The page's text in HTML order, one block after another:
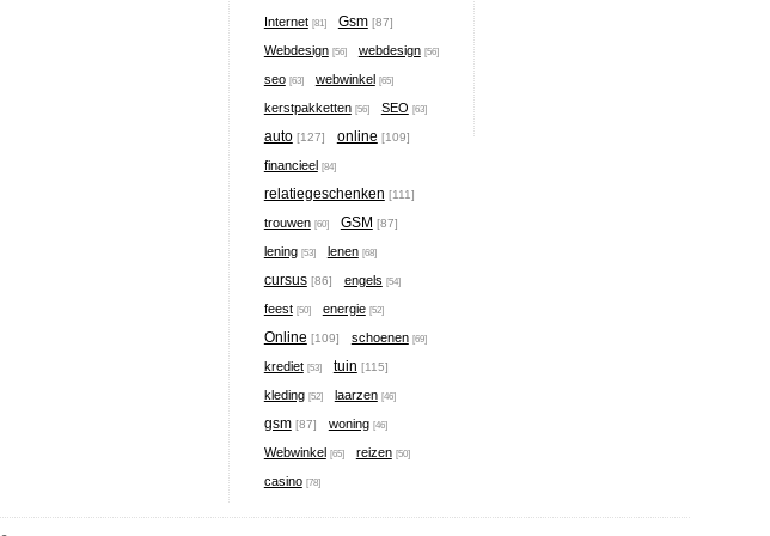
Internet [81] Gsm [87]
Webdesign [56] webdesign [56]
seo [63] webwinkel [65]
kerstpakketten [56] SEO [63]
auto [127] online [109]
financieel [84]
relatiegeschenken [111]
trouwen [60] GSM [87]
lening [53] lenen [68]
cursus [86] engels [54]
feest [50] energie [52]
Online [109] schoenen [69]
krediet [53] tuin [115]
kleding [52] laarzen [46]
gsm [87] woning [46]
Webwinkel [65] reizen [50]
casino [78]